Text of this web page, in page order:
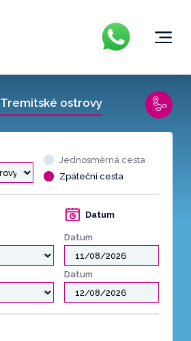
Jednosměrná cesta
Zpáteční cesta
Datum
Datum
Datum
Tremitské ostrovy